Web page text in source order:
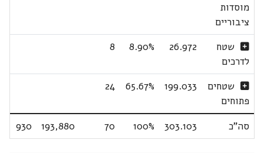
מוסדות
ציבוריים
שטח
לדרכים
26.972
8.90%
8
שטחים
פתוחים
199.033
65.67%
24
סה"כ 303.103
100%
70
193,880
930